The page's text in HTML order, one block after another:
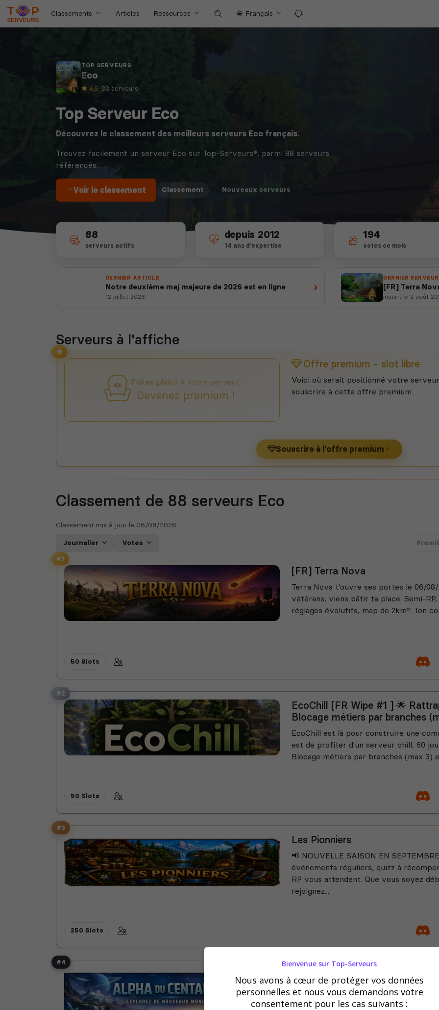
Classements Articles Ressources Français
TOP SERVEURS
Eco
4,6· 88 serveurs
Top Serveur Eco
Découvrez le classement des meilleurs serveurs Eco français.
Trouvez facilement un serveur Eco sur Top-Serveurs®, parmi 88 serveurs
référencés.
Voir le classement Classement · Nouveaux serveurs
88
serveurs actifs
depuis 2012
14 ans d'expertise
194
votes ce mois
DERNIER ARTICLE
Notre deuxième maj majeure de 2026 est en ligne
12 juillet 2026
›
DERNIER
[FR] Terra
inscrit le 2 août
Serveurs à l'affiche
Faites plaisir à votre serveur,
Devenez premium !
Offre premium - slot libre
Voici où serait positionné votre
souscrire à cette offre premium.
Souscrire à l'offre premium
Classement de 88 serveurs Eco
Classement mis à jour le 06/08/2026
Journalier Votes
#1
[FR] Terra Nova
Terra Nova t'ouvre ses portes le 06/
vétérans, viens bâtir ta place. Semi-
réglages évolutifs, map de 2km². Ton
50 Slots
#2
EcoChill [FR Wipe #1 ] 🌟
Blocage métiers par branches
EcoChill est là pour construire une
est de profiter d'un serveur chill, 60
Blocage métiers par branches (max 3) et
50 Slots
#3
Les Pionniers
📢 NOUVELLE SAISON EN
événements réguliers, quizz à
RP vous attendent. Que vous soyez
rejoignez...
250 Slots
#4
Alpha du centaure
Sur Alpha du Centaure, nous sommes
grandit au fil des cycles. Venez
Bienvenue sur Top-Serveurs
Nous avons à cœur de protéger vos données
personnelles et nous vous demandons votre
consentement pour les cas suivants :